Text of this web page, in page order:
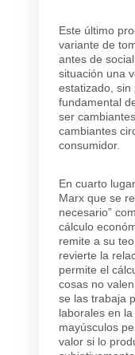
Este último
variante de
antes de
situación una
estatizado, sin
fundamental
ser
cambiantes
consumidor.
En cuarto
Marx que se
necesario”
cálculo
remite a su
revierte la
permite el
cosas no
se las trabaja
laborales en
mayúsculos
valor si lo